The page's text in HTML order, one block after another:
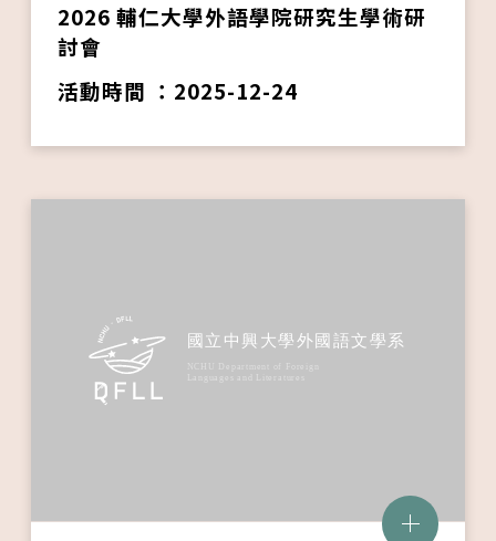
2026 輔仁大學外語學院研究生學術研
討會
活動時間 ：2025-12-24